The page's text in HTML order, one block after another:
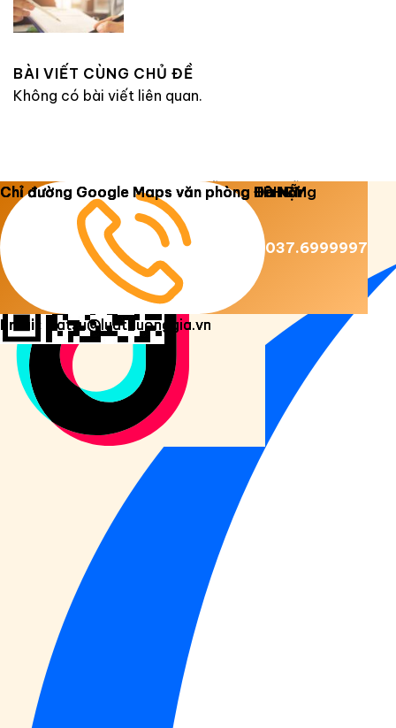
BÀI VIẾT CÙNG CHỦ ĐỀ
Không có bài viết liên quan.
Copyright 2026 © Luật Dương Gia